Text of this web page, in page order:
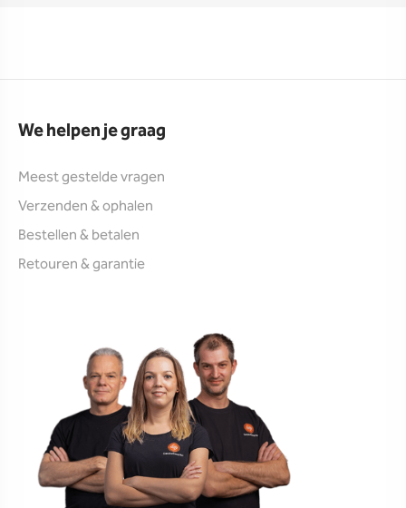
We helpen je graag
Meest gestelde vragen
Verzenden & ophalen
Bestellen & betalen
Retouren & garantie